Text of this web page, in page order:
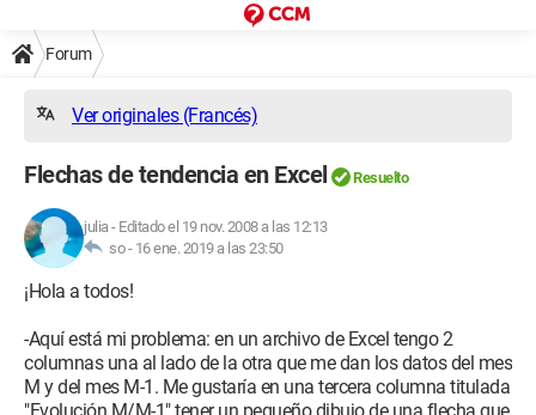
Forum
Ver originales (Francés)
Flechas de tendencia en Excel Resuelto
julia- Editado el 19 nov. 2008 a las 12:13
so - 16 ene. 2019 a las 23:50
¡Hola a todos!
-Aquí está mi problema: en un archivo de Excel tengo 2
columnas una al lado de la otra que me dan los datos del mes
M y del mes M-1. Me gustaría en una tercera columna titulada